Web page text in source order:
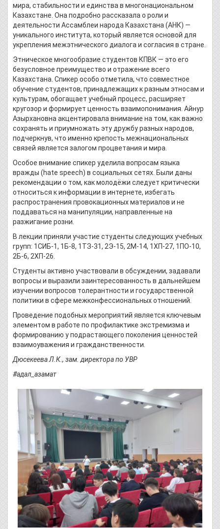
мира, стабильности и единства в многонациональном
Казахстане. Она подробно рассказала о роли и
деятельности Ассамблеи народа Казахстана (АНК) —
уникального института, который является основой для
укрепления межэтнического диалога и согласия в стране.
Этническое многообразие студентов КПВК — это его
безусловное преимущество и отражение всего
Казахстана. Спикер особо отметила, что совместное
обучение студентов, принадлежащих к разным этносам и
культурам, обогащает учебный процесс, расширяет
кругозор и формирует ценность взаимопонимания. Айнур
Азырхановна акцентировала внимание на том, как важно
сохранять и приумножать эту дружбу разных народов,
подчеркнув, что именно крепость межнациональных
связей является залогом процветания и мира.
Особое внимание спикер уделила вопросам языка
вражды (hate speech) в социальных сетях. Были даны
рекомендации о том, как молодёжи следует критически
относиться к информации в интернете, избегать
распространения провокационных материалов и не
поддаваться на манипуляции, направленные на
разжигание розни.
В лекции приняли участие студенты следующих учебных
групп: 1СИБ-1, 1Б-8, 1ТЗ-31, 2Э-15, 2М-14, 1ХП-27, 1ПО-10,
2Б-6, 2ХП-26.
Студенты активно участвовали в обсуждении, задавали
вопросы и выразили заинтересованность в дальнейшем
изучении вопросов толерантности и государственной
политики в сфере межконфессиональных отношений.
Проведение подобных мероприятий является ключевым
элементом в работе по профилактике экстремизма и
формированию у подрастающего поколения ценностей
взаимоуважения и гражданственности.
Дюсекеева Л.К., зам. директора по УВР
#адал_азамат